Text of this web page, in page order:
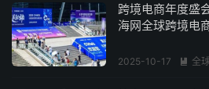
跨境电商年度盛
海网全球跨境电
2025-10-17  全